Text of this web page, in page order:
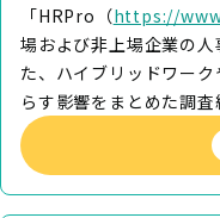
「HRPro（https://
場および非上場企業の
た、ハイブリッドワー
らす影響をまとめた調査